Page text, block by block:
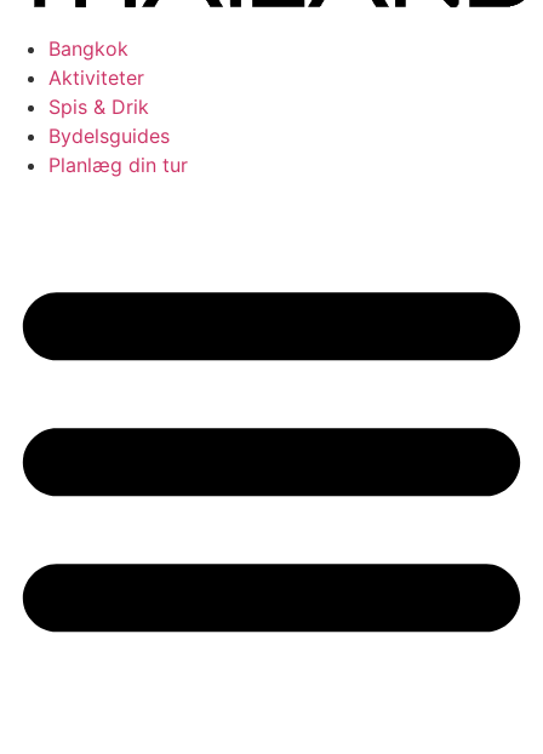
Bangkok
Aktiviteter
Spis & Drik
Bydelsguides
Planlæg din tur